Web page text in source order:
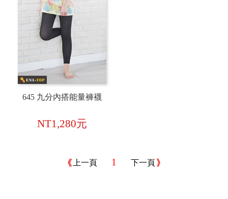
645 九分內搭能量褲襪
NT1,280元
上一頁 1 下一頁